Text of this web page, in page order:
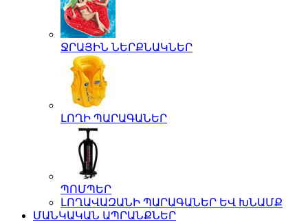
ՋՐԱՅԻՆ ՆԵՐՔՆԱԿՆԵՐ
ԼՈՂԻ ՊԱՐԱԳԱՆԵՐ
ՊՈՄՊԵՐ
ԼՈՂԱՎԱԶԱՆԻ ՊԱՐԱԳԱՆԵՐ ԵՎ ԽՆԱՄՔ
ՄԱՆԿԱԿԱՆ ԱՊՐԱՆՔՆԵՐ